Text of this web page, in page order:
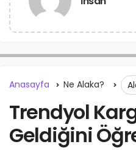
Anasayfa Ne Alaka?
Trendyol
Geldiğini